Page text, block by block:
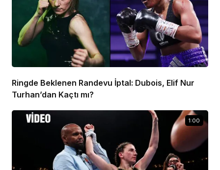
Ringde Beklenen Randevu İptal: Dubois, Elif Nur
Turhan’dan Kaçtı mı?
1:00